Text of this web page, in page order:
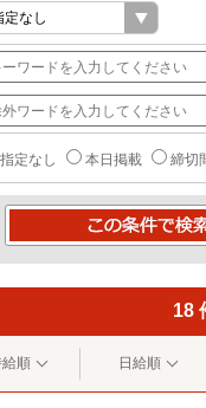
指定なし 本日掲載 締切
18
給順 日給順